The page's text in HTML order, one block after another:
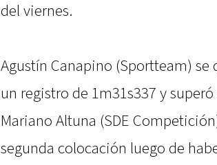
del viernes.
Agustín Canapino (Sportteam)
un registro de 1m31s337 y
Mariano Altuna (SDE
segunda colocación luego de